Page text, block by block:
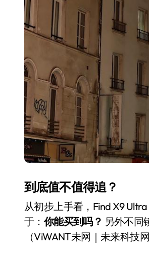
到底值不值得追？
从初步上手看，Find X9
于：你能买到吗？ 另外不同
（ViWANT未网｜未来科技网